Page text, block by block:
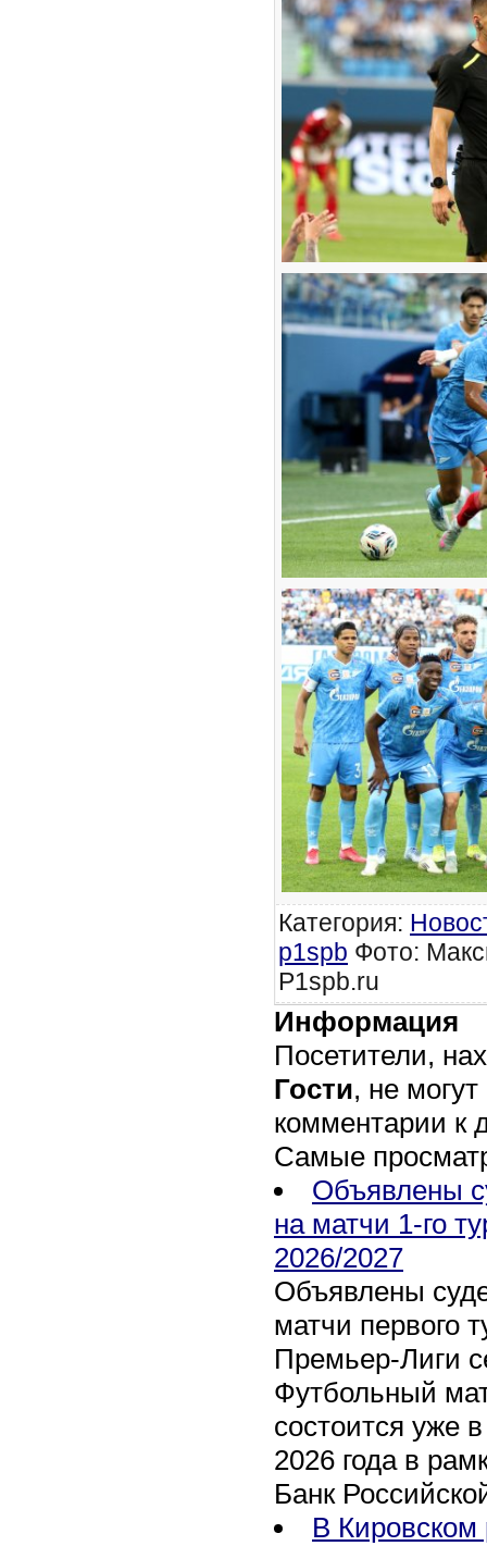
Категория:
p1spb Фото:
P1spb.ru
Информация
Посетители,
Гости, не
комментарии к
Самые
Объявлены
на матчи 1-го
2026/2027
Объявлены
матчи первого
Премьер-Лиги
Футбольный
состоится уже
2026 года в
Банк
В Кировском